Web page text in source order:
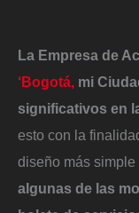
La Empresa de
‘Bogotá, mi
significativos en
esto con la
diseño más
algunas de las